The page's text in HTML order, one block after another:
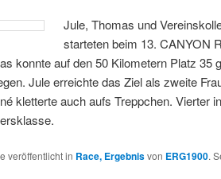
Jule, Thomas und
starteten beim 13. CANYON
konnte auf den 50 Kilometern Platz 35
Jule erreichte das Ziel als zweite
kletterte auch aufs Treppchen. Vierter
veröffentlicht in Race, Ergebnisvon ERG1900.